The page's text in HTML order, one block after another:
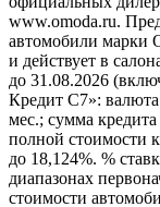
www.omoda.ru.
автомобили марки
и действует в
до 31.08.2026
Кредит C7»:
мес.; сумма
полной стоимости
до 18,124%. %
диапазонах
стоимости